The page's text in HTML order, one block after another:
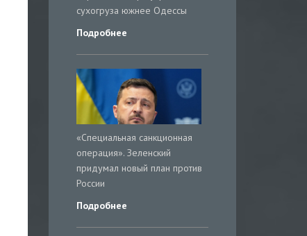
сухогруза южнее Одессы
Подробнее
«Специальная санкционная
операция». Зеленский
придумал новый план против
России
Подробнее